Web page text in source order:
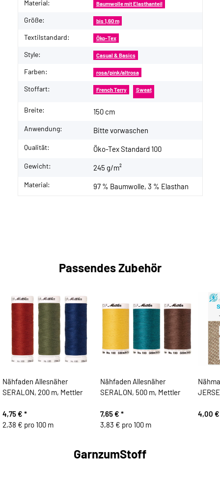
Material: Baumwolle mit Elasthanteil
Größe: bis 1,60 m
Textilstandard: Öko-Tex
Style: Casual & Basics
Farben: rosa/pink/altrosa
Stoffart: French Terry Sweat
Breite: 150 cm
Anwendung: Bitte vorwaschen
Qualität: Öko-Tex Standard 100
Gewicht: 245 g/m²
Material: 97 % Baumwolle, 3 % Elasthan
Passendes Zubehör
Nähfaden Allesnäher
SERALON, 200 m, Mettler
4,75 € *
2,38 € pro 100 m
Nähfaden Allesnäher
SERALON, 500 m, Mettler
7,65 € *
3,83 € pro 100 m
4,00
GarnzumStoff